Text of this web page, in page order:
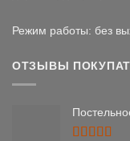
Режим работы: без
ОТЗЫВЫ